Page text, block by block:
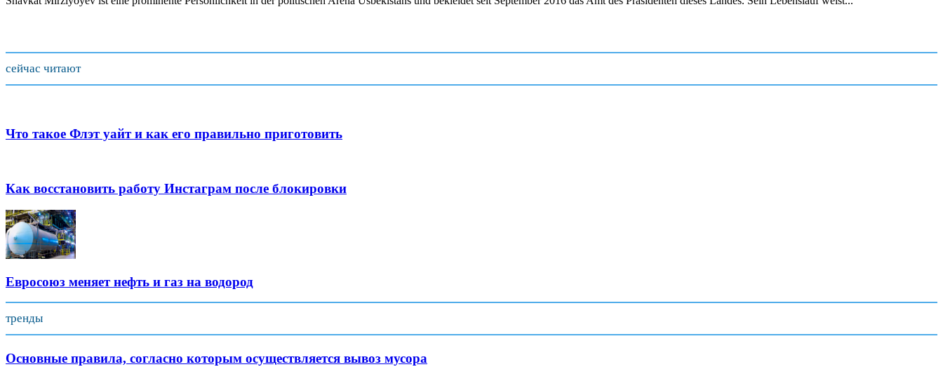
сейчас читают
Что такое Флэт уайт и как его правильно приготовить
Как восстановить работу Инстаграм после блокировки
Евросоюз меняет нефть и газ на водород
тренды
Основные правила, согласно которым осуществляется вывоз мусора